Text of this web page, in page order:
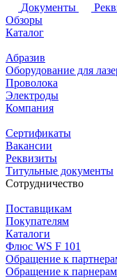
Документы
Обзоры
Каталог
Абразив
Оборудование для
Проволока
Электроды
Компания
Сертификаты
Вакансии
Реквизиты
Титульные документы
Сотрудничество
Поставщикам
Покупателям
Каталоги
Флюс WS F 101
Обращение к
Обращение к парнерам